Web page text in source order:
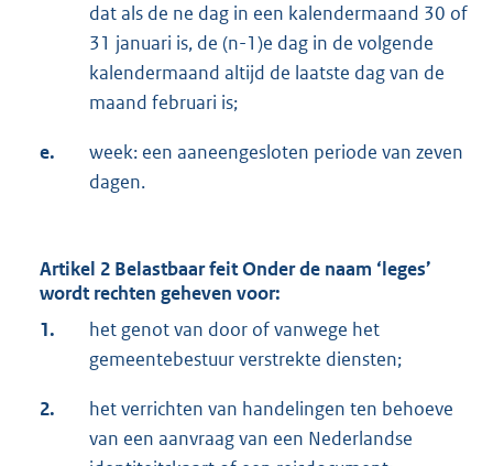
dat als de ne dag in een kalendermaand 30 of
31 januari is, de (n-1)e dag in de volgende
kalendermaand altijd de laatste dag van de
maand februari is;
e.
week: een aaneengesloten periode van zeven
dagen.
Artikel 2 Belastbaar feitOnder de naam ‘leges’
wordt rechten geheven voor:
1.
het genot van door of vanwege het
gemeentebestuur verstrekte diensten;
2.
het verrichten van handelingen ten behoeve
van een aanvraag van een Nederlandse